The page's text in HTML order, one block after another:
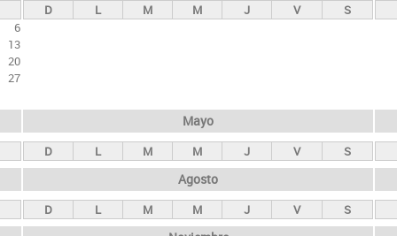
6
13
20
27
D L M M J V S
Mayo
D L M M J V S
Agosto
D L M M J V S